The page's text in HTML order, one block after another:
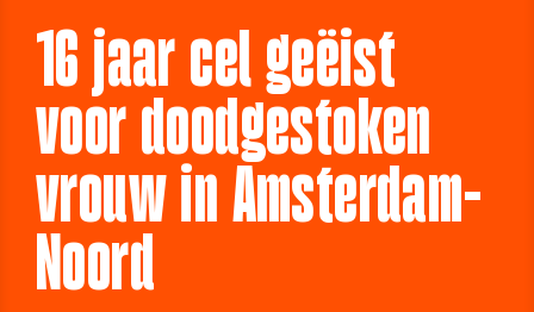
16 jaar cel geëist
voor doodgestoken
vrouw in Amsterdam-
Noord